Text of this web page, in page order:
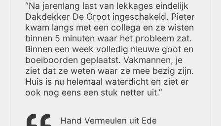
“Na jarenlang last van lekkages eindelijk
Dakdekker De Groot ingeschakeld. Pieter
kwam langs met een collega en ze wisten
binnen 5 minuten waar het probleem zat.
Binnen een week volledig nieuwe goot en
boeiboorden geplaatst. Vakmannen, je
ziet dat ze weten waar ze mee bezig zijn.
Huis is nu helemaal waterdicht en ziet er
ook nog eens een stuk netter uit.”
Hand Vermeulen uit Ede